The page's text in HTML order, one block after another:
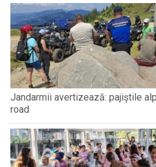
Jandarmii avertizează: pajiștile
road